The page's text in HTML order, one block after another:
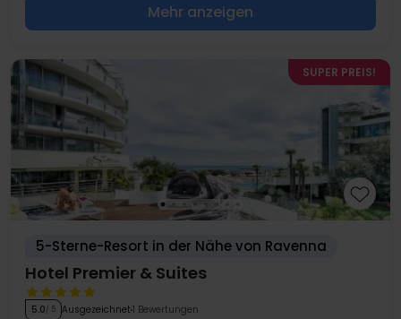
Mehr anzeigen
SUPER PREIS!
5-Sterne-Resort in der Nähe von Ravenna
Hotel Premier & Suites
5.0/ 5 Ausgezeichnet 1 Bewertungen